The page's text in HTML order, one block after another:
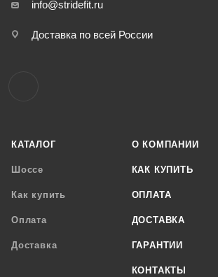
КАТАЛОГ
Шоссе
Как купить
Оплата
Доставка
О КОМПАНИИ
КАК КУПИТЬ
ОПЛАТА
ДОСТАВКА
ГАРАНТИИ
КОНТАКТЫ
info@stridefit.ru
Доставка по всей России